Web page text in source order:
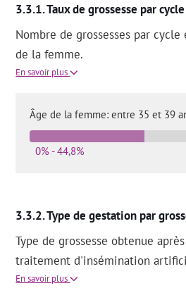
Taux de grossesse par cycle
Nombre de grossesses par
de la femme.
En savoir plus
Âge de la femme: entre 35 et 39
0% - 44,8%
Type de gestation par
Type de grossesse obtenue
traitement d'insémination
En savoir plus